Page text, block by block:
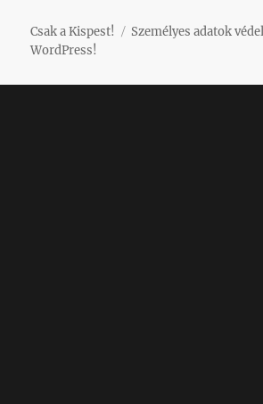
Csak a Kispest! Személyes adatok
WordPress!